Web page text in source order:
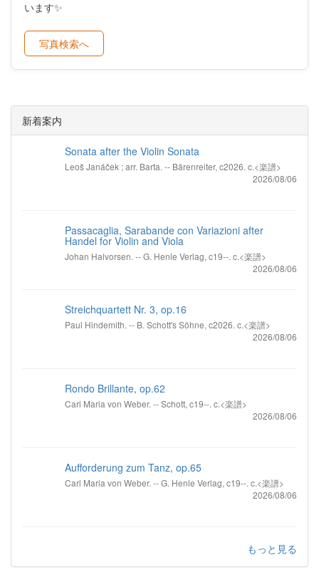
います✨
写真検索へ
新着案内
Sonata after the Violin Sonata
Leoš Janáček ; arr. Barta. -- Bärenreiter, c2026. c.<楽譜>
2026/08/06
Passacaglia, Sarabande con Variazioni after
Handel for Violin and Viola
Johan Halvorsen. -- G. Henle Verlag, c19--. c.<楽譜>
2026/08/06
Streichquartett Nr. 3, op.16
Paul Hindemith. -- B. Schott's Söhne, c2026. c.<楽譜>
2026/08/06
Rondo Brillante, op.62
Carl Maria von Weber. -- Schott, c19--. c.<楽譜>
2026/08/06
Aufforderung zum Tanz, op.65
Carl Maria von Weber. -- G. Henle Verlag, c19--. c.<楽譜>
2026/08/06
もっと見る